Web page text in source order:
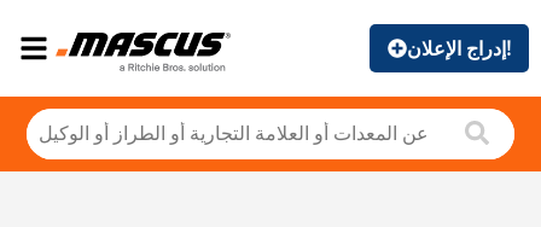
إدراج الإعلان!